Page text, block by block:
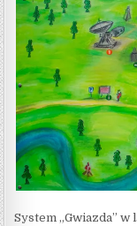
System „Gwiazda” w